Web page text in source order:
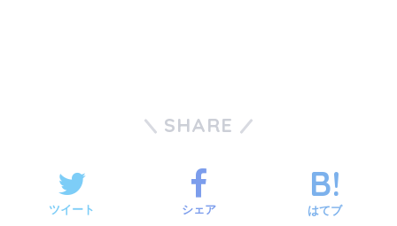
SHARE
ツイート シェア はてブ